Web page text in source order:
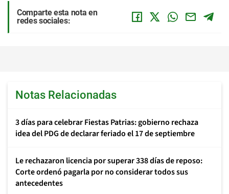
Comparte esta nota en
redes sociales:
Notas Relacionadas
3 días para celebrar Fiestas Patrias: gobierno rechaza
idea del PDG de declarar feriado el 17 de septiembre
Le rechazaron licencia por superar 338 días de reposo:
Corte ordenó pagarla por no considerar todos sus
antecedentes